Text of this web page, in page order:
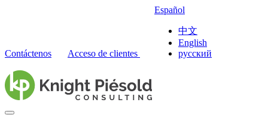
Contáctenos Acceso de clientes
Español
中文
English
русский